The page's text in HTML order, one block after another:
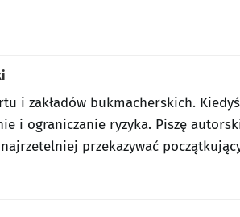
i zakładów bukmacherskich.
i ograniczanie ryzyka. Piszę
przekazywać